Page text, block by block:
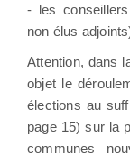
- les
non élus
Attention, dans
objet le
élections au
page 15) sur la
communes